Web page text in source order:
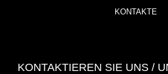
KONTAKTE
KONTAKTIEREN SIE UNS /